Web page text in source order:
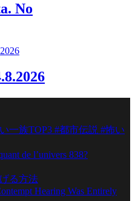
No
一族TOP3 #都市伝説 #怖い
de l’univers 838?
る方法
Hearing Was Entirely